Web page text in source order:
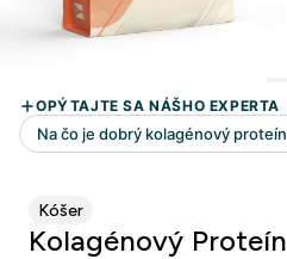
Kóšer
Kolagénový Proteín